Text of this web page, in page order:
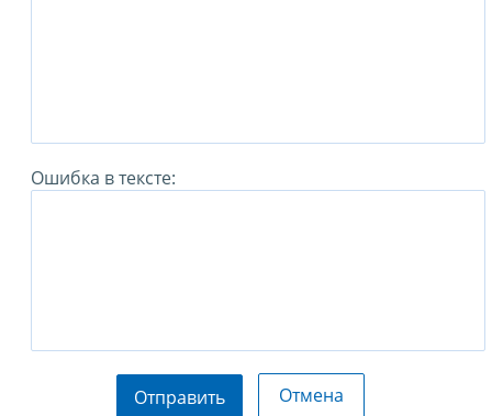
Ошибка в тексте:
Отправить Отмена